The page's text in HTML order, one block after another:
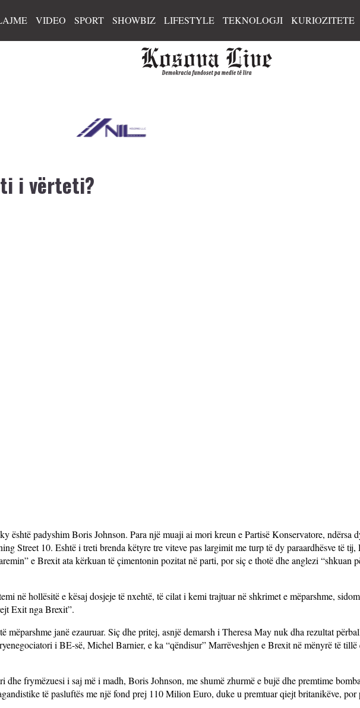
VIDEO SPORT SHOWBIZ LIFESTYLE TEKNOLOGJI KURIOZITETE
i vërteti?
është padyshim Boris Johnson. Para një muaji ai mori kreun e Partisë Konservatore, ndërsa
Street 10. Eshtë i treti brenda këtyre tre viteve pas largimit me turp të dy paraardhësve të tij,
e Brexit ata kërkuan të çimentonin pozitat në parti, por siç e thotë dhe anglezi “shkuan
në hollësitë e kësaj dosjeje të nxehtë, të cilat i kemi trajtuar në shkrimet e mëparshme,
Exit nga Brexit”.
mëparshme janë ezauruar. Siç dhe pritej, asnjë demarsh i Theresa May nuk dha rezultat
i BE-së, Michel Barnier, e ka “qëndisur” Marrëveshjen e Brexit në mënyrë të tillë
dhe frymëzuesi i saj më i madh, Boris Johnson, me shumë zhurmë e bujë dhe premtime
të pasluftës me një fond prej 110 Milion Euro, duke u premtuar qiejt britanikëve, por